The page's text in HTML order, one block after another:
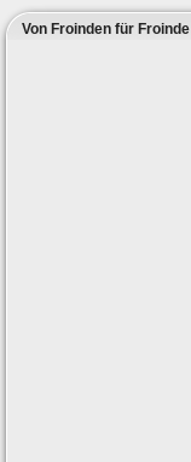
Von Froinden für Froinde